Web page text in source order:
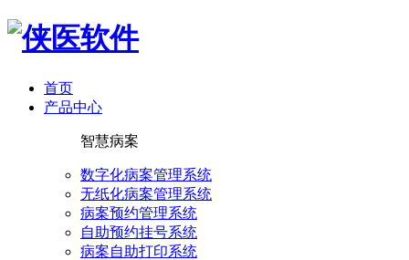
首页
产品中心
智慧病案
数字化病案管理系统
无纸化病案管理系统
病案预约管理系统
自助预约挂号系统
病案自助打印系统